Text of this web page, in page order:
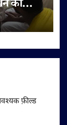
की
फ़ील्ड